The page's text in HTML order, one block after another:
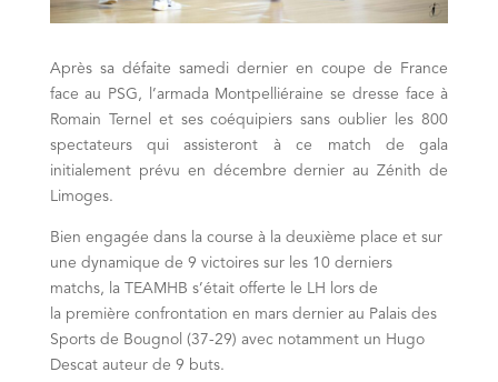
Après sa défaite samedi dernier en coupe de France
face au PSG, l’armada Montpelliéraine se dresse face à
Romain Ternel et ses coéquipiers sans oublier les 800
spectateurs qui assisteront à ce match de gala
initialement prévu en décembre dernier au Zénith de
Limoges.
Bien engagée dans la course à la deuxième place et sur
une dynamique de 9 victoires sur les 10 derniers
matchs, la TEAMHB s’était offerte le LH lors de
la première confrontation en mars dernier au Palais des
Sports de Bougnol (37-29) avec notamment un Hugo
Descat auteur de 9 buts.